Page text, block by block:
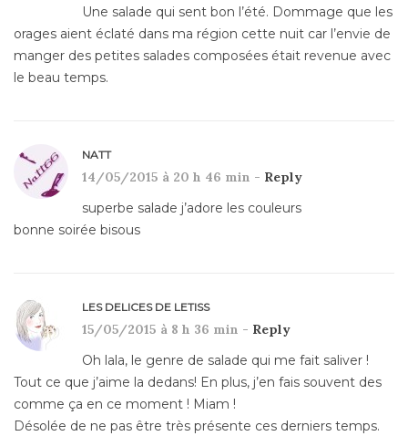
Une salade qui sent bon l’été. Dommage que les
orages aient éclaté dans ma région cette nuit car l’envie de
manger des petites salades composées était revenue avec
le beau temps.
NATT
14/05/2015 à 20 h 46 min - Reply
superbe salade j’adore les couleurs
bonne soirée bisous
LES DELICES DE LETISS
15/05/2015 à 8 h 36 min - Reply
Oh lala, le genre de salade qui me fait saliver !
Tout ce que j’aime la dedans! En plus, j’en fais souvent des
comme ça en ce moment ! Miam !
Désolée de ne pas être très présente ces derniers temps.